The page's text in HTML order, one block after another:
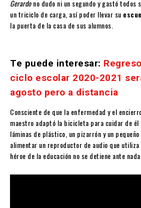
Gerardono dudo ni un segundo y gastó todos
un triciclo de carga, así poder llevar su
la puerta de la casa de sus alumnos.
Te puede interesar:
ciclo escolar 2020-2021
agosto pero a distancia
Consciente de que la enfermedad y el
maestro adaptó la bicicleta para cuidar de él
láminas de plástico, un pizarrón y un
alimentar un reproductor de audio que
héroe de la educación no se detiene ante nada.